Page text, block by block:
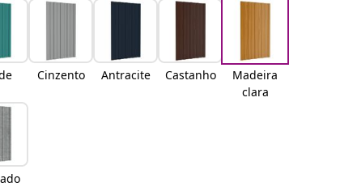
Cinzento Antracite Castanho
Madeira
clara